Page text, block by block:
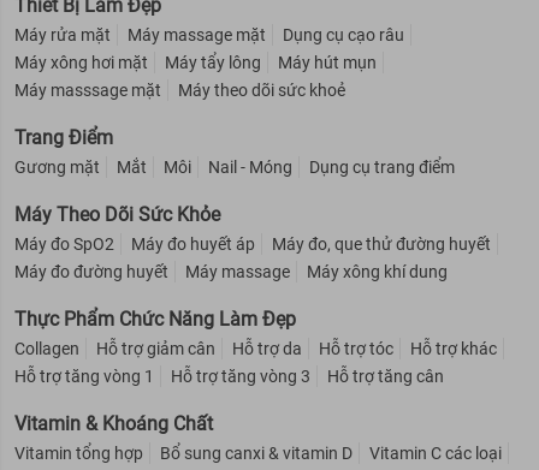
Thiết Bị Làm Đẹp
Máy rửa mặt Máy massage mặt
Dụng cụ cạo râu
Máy xông hơi mặt
Máy tẩy lông
Máy hút mụn
Máy masssage mặt
Máy theo dõi sức khoẻ
Trang Điểm
Gương mặt Mắt Môi Nail - Móng Dụng cụ trang điểm
Máy Theo Dõi Sức Khỏe
Máy đo SpO2 Máy đo huyết áp
Máy đo, que thử đường huyết
Máy đo đường huyết
Máy massage Máy xông khí dung
Thực Phẩm Chức Năng Làm Đẹp
Collagen Hỗ trợ giảm cân Hỗ trợ da Hỗ trợ tóc
Hỗ trợ khác
Hỗ trợ tăng vòng 1
Hỗ trợ tăng vòng 3 Hỗ trợ tăng cân
Vitamin & Khoáng Chất
Vitamin tổng hợp Bổ sung canxi & vitamin D
Vitamin C các loại